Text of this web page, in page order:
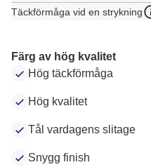
Täckförmåga vid en strykning
Färg av hög kvalitet
Hög täckförmåga
Hög kvalitet
Tål vardagens slitage
Snygg finish